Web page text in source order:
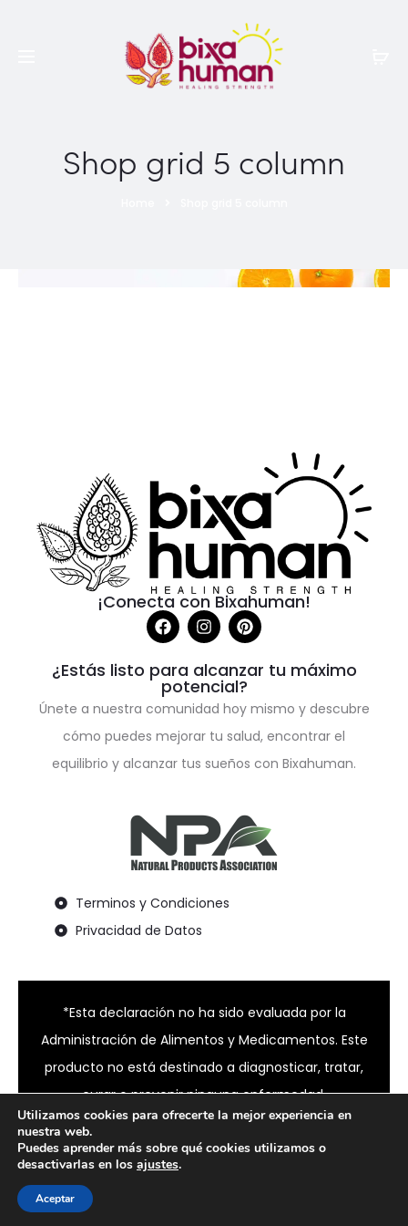
Shop grid 5 column
¡Conecta con Bixahuman!
¿Estás listo para alcanzar tu máximo
potencial?
Únete a nuestra comunidad hoy mismo y descubre
cómo puedes mejorar tu salud, encontrar el
equilibrio y alcanzar tus sueños con Bixahuman.
Terminos y Condiciones
Privacidad de Datos
*Esta declaración no ha sido evaluada por la
Administración de Alimentos y Medicamentos. Este
producto no está destinado a diagnosticar, tratar,
curar o prevenir ninguna enfermedad.
Utilizamos cookies para ofrecerte la mejor experiencia en
nuestra web.
Puedes aprender más sobre qué cookies utilizamos o
desactivarlas en los ajustes.
Aceptar